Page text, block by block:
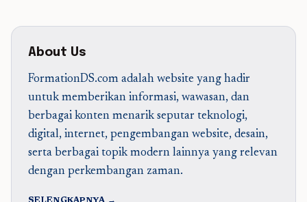
About Us
FormationDS.com adalah website yang hadir
untuk memberikan informasi, wawasan, dan
berbagai konten menarik seputar teknologi,
digital, internet, pengembangan website, desain,
serta berbagai topik modern lainnya yang relevan
dengan perkembangan zaman.